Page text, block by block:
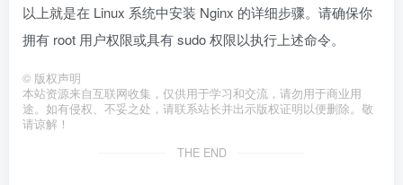
以上就是在 Linux 系统中安装 Nginx 的详细步骤。请确保你
拥有 root 用户权限或具有 sudo 权限以执行上述命令。
© 版权声明
本站资源来自互联网收集，仅供用于学习和交流，请勿用于商业用
途。如有侵权、不妥之处，请联系站长并出示版权证明以便删除。敬
请谅解！
THE END